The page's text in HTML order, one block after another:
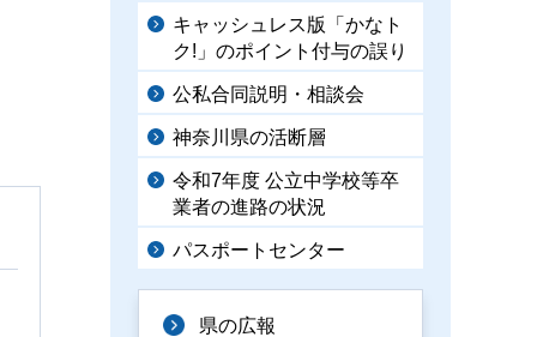
キャッシュレス版「かなト
ク!」のポイント付与の誤り
公私合同説明・相談会
神奈川県の活断層
令和7年度 公立中学校等卒
業者の進路の状況
パスポートセンター
県の広報